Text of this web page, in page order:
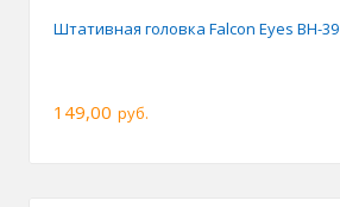
Штативная головка Falcon Eyes BH-39
149,00 руб.